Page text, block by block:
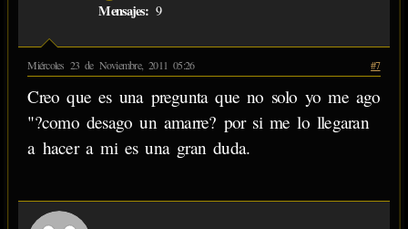
Mensajes: 9
Miércoles 23 de Noviembre, 2011 05:26 #7
Creo que es una pregunta que no solo yo me ago
"?como desago un amarre? por si me lo llegaran
a hacer a mi es una gran duda.